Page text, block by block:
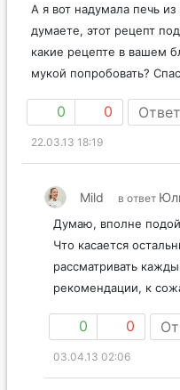
А я вот надумала печь
думаете, этот рецепт
какие рецепте в вашем
мукой попробовать?
0 0
22.03.13 18:19
Mild в ответ
Думаю, вполне
Что касается
рассматривать
рекомендации, к
0 0
03.04.13 02:06